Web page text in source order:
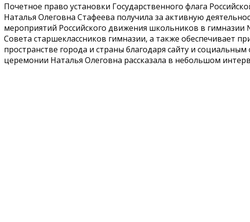
Почетное право установки Государственного флага
Наталья Олеговна Стафеева получила за активную
мероприятий Российского движения школьников в
Совета старшеклассников гимназии, а также обеспечивает
пространстве города и страны благодаря сайту и
церемонии Наталья Олеговна рассказала в небольшом